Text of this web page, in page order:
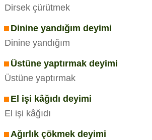
Dirsek çürütmek
Dinine yandığım deyimi
Dinine yandığım
Üstüne yaptırmak deyimi
Üstüne yaptırmak
El işi kâğıdı deyimi
El işi kâğıdı
Ağırlık çökmek deyimi